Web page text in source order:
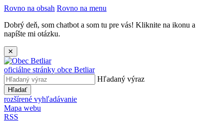
Rovno na obsah Rovno na menu
Dobrý deň, som chatbot a som tu pre vás! Kliknite na ikonu a
napíšte mi otázku.
✕
oficiálne stránky obce Betliar
Hľadaný výraz
Hľadať
rozšírené vyhľadávanie
Mapa webu
RSS